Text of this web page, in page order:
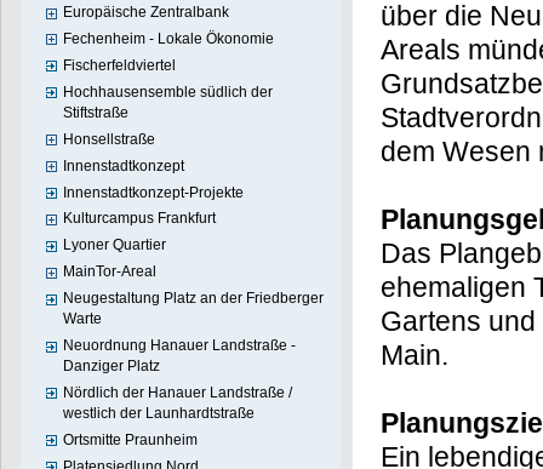
Europäische Zentralbank
Fechenheim - Lokale Ökonomie
Fischerfeldviertel
Hochhausensemble südlich der
Stiftstraße
Honsellstraße
Innenstadtkonzept
Innenstadtkonzept-Projekte
Kulturcampus Frankfurt
Lyoner Quartier
MainTor-Areal
Neugestaltung Platz an der Friedberger
Warte
Neuordnung Hanauer Landstraße -
Danziger Platz
Nördlich der Hanauer Landstraße /
westlich der Launhardtstraße
Ortsmitte Praunheim
über die
Areals
dem
Das
ehemaligen
Gartens
Main.
Ein